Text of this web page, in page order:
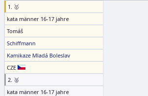
1. 🥇
kata männer 16-17 jahre
Tomáš
Schiffmann
Kamikaze Mladá Boleslav
CZE
2. 🥈
kata männer 16-17 jahre